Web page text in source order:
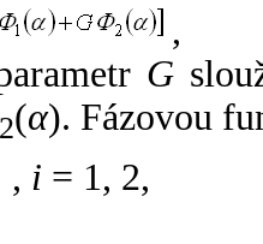
,
G
2(α). Fázovou
, i = 1, 2,